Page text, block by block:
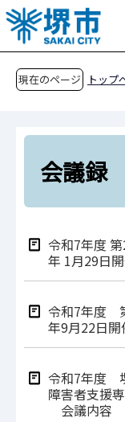
こ
の
ペ
現在のページ トップ
堺市
会議録
令和7年度
年 1⽉29⽇
令和7年度
年9月22日
令和7年度
障害者支援
会議内容